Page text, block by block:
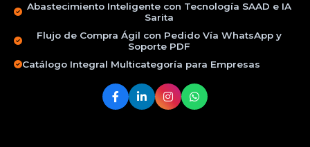
Abastecimiento Inteligente con Tecnología SAAD e IA
Sarita
Flujo de Compra Ágil con Pedido Vía WhatsApp y
Soporte PDF
Catálogo Integral Multicategoría para Empresas